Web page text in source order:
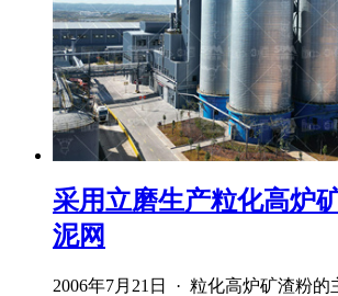
采用立磨生产粒化高炉
泥网
2006年7月21日 · 粒化高炉矿渣粉的